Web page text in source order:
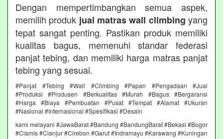
Dengan mempertimbangkan semua aspek,
memilih produk jual matras wall climbing yang
tepat sangat penting. Pastikan produk memiliki
kualitas bagus, memenuhi standar federasi
panjat tebing, dan memiliki harga matras panjat
tebing yang sesuai.
#Panjat #Tebing #Wall #Climbing #Papan #Pengadaan #Jual
#Produksi #Produsen #Berkualitas #Murah #Bagus #Bergaransi
#Harga #Biaya #Pembuatan #Pusat #Tempat #Alamat #Ukuran
#Nasional #Internasional #Spesifikasi #Desain
kami melayani #JawaBarat #Bandung #BandungBarat #Bekasi #Bogor
#Ciamis #Cianjur #Cirebon #Garut #Indramayu #Karawang #Kuningan